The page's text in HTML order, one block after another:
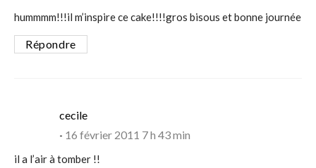
hummmm!!!il m’inspire ce cake!!!!gros bisous et bonne journée
Répondre
cecilesays:
16 février 2011 7 h 43 min
il a l’air à tomber !!